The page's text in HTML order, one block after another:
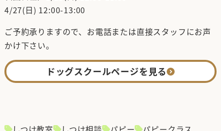
4/27(日) 12:00-13:00
ご予約承りますので、お電話または直接スタッフにお声
かけ下さい。
ドッグスクールページを見る